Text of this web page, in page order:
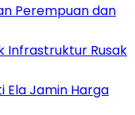
Perempuan dan
Infrastruktur Rusak
Ela Jamin Harga